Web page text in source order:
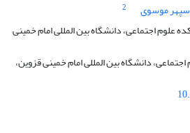
موسوی
2
علوم اجتماعی، دانشگاه بین ‌المللی امام خمینی
دانشگاه بین ‌المللی امام خمینی قزوین،